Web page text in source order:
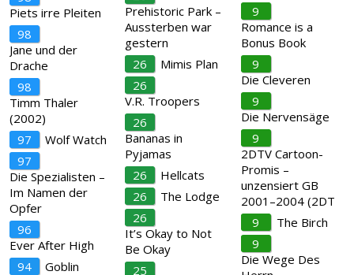
Piets irre Pleiten
98
Jane und der
Drache
98
Timm Thaler
(2002)
97
Wolf Watch
97
Die Spezialisten –
Im Namen der
Opfer
96
Ever After High
94
Goblin
Prehistoric Park –
Aussterben war
gestern
26
Mimis Plan
26
V.R. Troopers
26
Bananas in
Pyjamas
26
Hellcats
26
The Lodge
26
It’s Okay to Not
Be Okay
25
9
Romance is a
Bonus Book
9
Die Cleveren
9
Die Nervensäge
9
2DTV Cartoon-
Promis –
unzensiert GB
2001–2004 (2DT
9
The Birch
9
Die Wege Des